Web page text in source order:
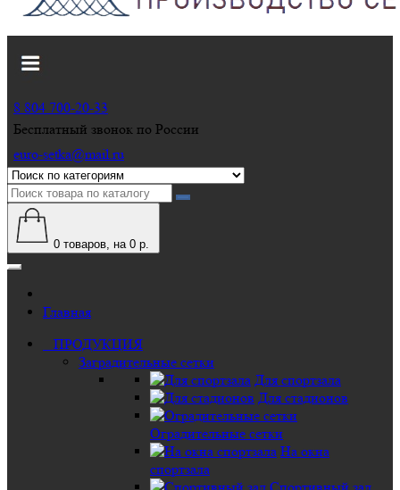
8 804 700-20-33
Бесплатный звонок по России
euro-setka@mail.ru
0 товаров, на 0 р.
Главная
ПРОДУКЦИЯ
Заградительные сетки
Для спортзала
Для стадионов
Оградительные сетки
На окна
спортзала